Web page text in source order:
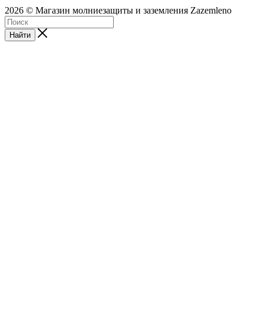
2026 © Магазин молниезащиты и заземления Zazemleno
Найти